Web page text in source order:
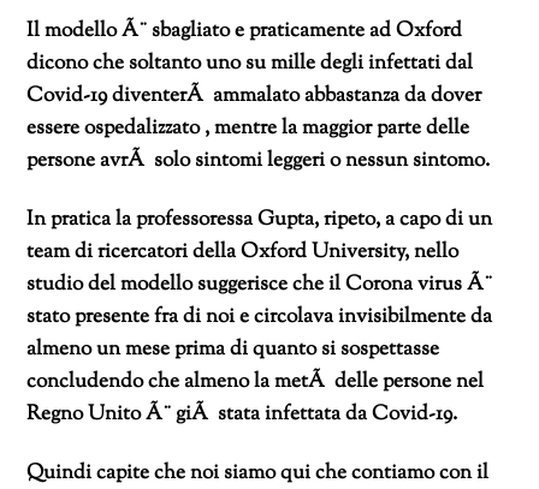
Il modello Ã¨ sbagliato e praticamente ad Oxford
dicono che soltanto uno su mille degli infettati dal
Covid-19 diventerÃ ammalato abbastanza da dover
essere ospedalizzato , mentre la maggior parte delle
persone avrÃ solo sintomi leggeri o nessun sintomo.
In pratica la professoressa Gupta, ripeto, a capo di un
team di ricercatori della Oxford University, nello
studio del modello suggerisce che il Corona virus Ã¨
stato presente fra di noi e circolava invisibilmente da
almeno un mese prima di quanto si sospettasse
concludendo che almeno la metÃ delle persone nel
Regno Unito Ã¨ giÃ stata infettata da Covid-19.
Quindi capite che noi siamo qui che contiamo con il